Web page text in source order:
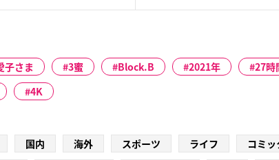
子さま 3蜜 Block.B 2021年 27時
4K
国内 海外 スポーツ ライフ コミッ